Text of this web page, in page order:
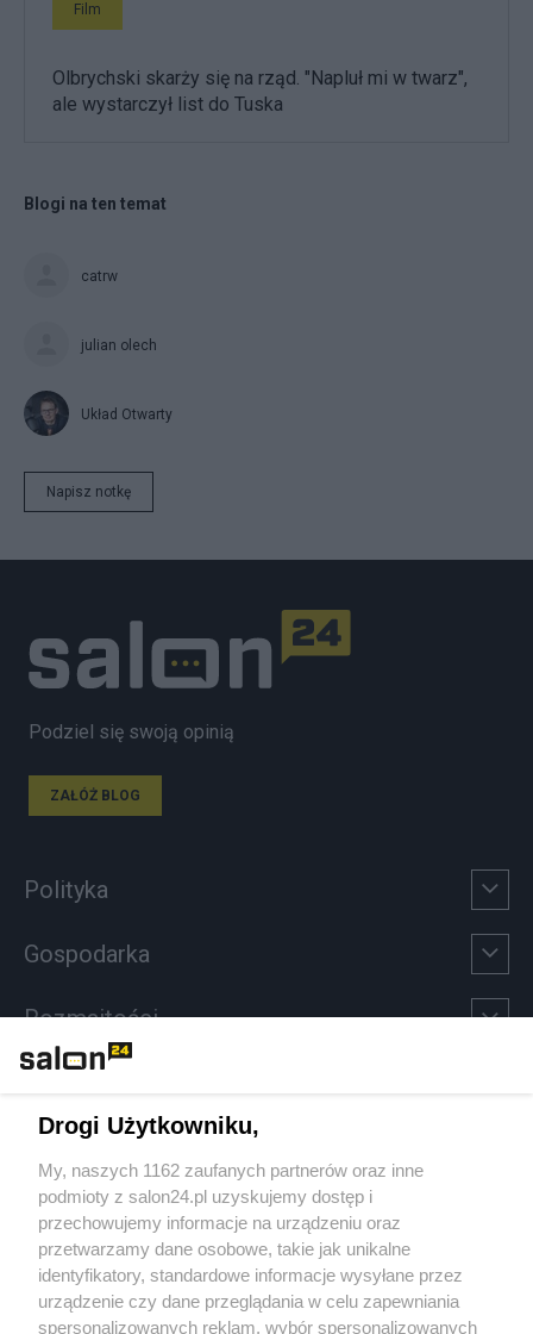
Film
Olbrychski skarży się na rząd. "Napluł mi w twarz",
ale wystarczył list do Tuska
Blogi na ten temat
catrw
julian olech
Układ Otwarty
Napisz notkę
Podziel się swoją opinią
ZAŁÓŻ BLOG
Polityka
Gospodarka
Rozmaitości
Sport
Społeczeństwo
Kultura
Drogi Użytkowniku,
My, naszych 1162 zaufanych partnerów oraz inne
podmioty z salon24.pl uzyskujemy dostęp i
przechowujemy informacje na urządzeniu oraz
przetwarzamy dane osobowe, takie jak unikalne
identyfikatory, standardowe informacje wysyłane przez
urządzenie czy dane przeglądania w celu zapewniania
spersonalizowanych reklam, wybór spersonalizowanych